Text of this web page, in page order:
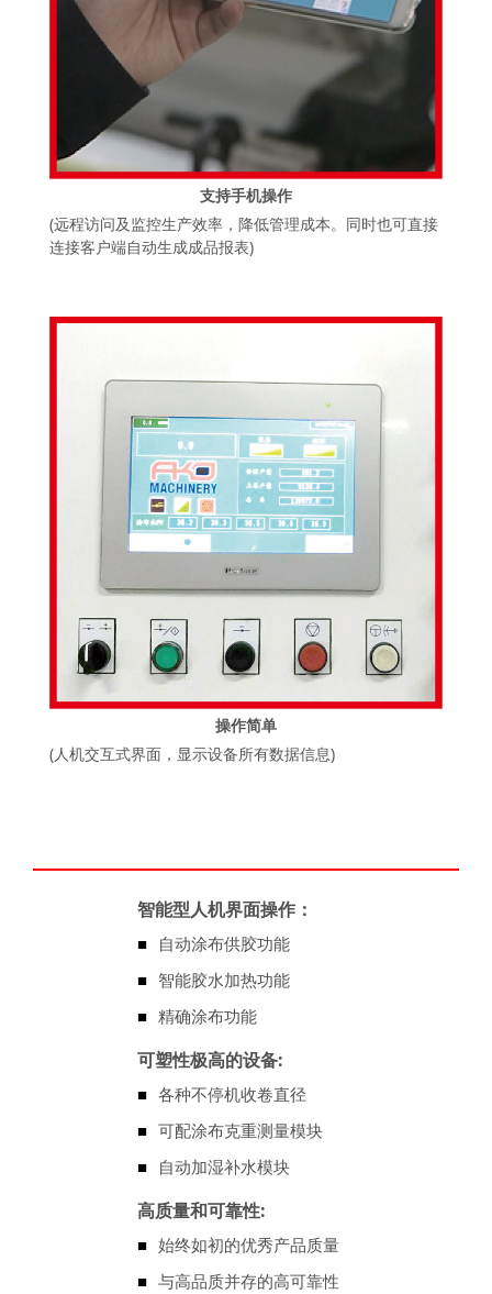
支持手机操作
(远程访问及监控生产效率，降低管理成本。同时也可直接
连接客户端自动生成成品报表)
操作简单
(人机交互式界面，显示设备所有数据信息)
智能型人机界面操作：
■ 自动涂布供胶功能
■ 智能胶水加热功能
■ 精确涂布功能
可塑性极高的设备:
■ 各种不停机收卷直径
■ 可配涂布克重测量模块
■ 自动加湿补水模块
高质量和可靠性:
■ 始终如初的优秀产品质量
■ 与高品质并存的高可靠性